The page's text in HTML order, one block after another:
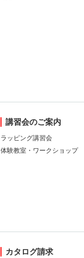
講習会のご案内
ラッピング講習会
体験教室・ワークショップ
カタログ請求